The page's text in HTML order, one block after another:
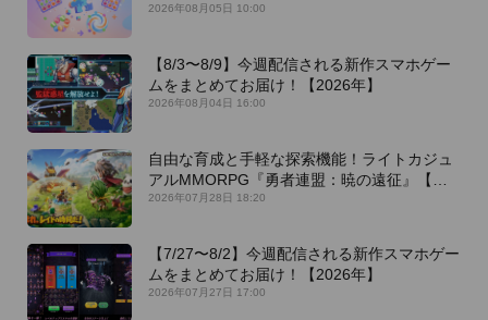
2026年08月05日 10:00
【8/3〜8/9】今週配信される新作スマホゲー
ムをまとめてお届け！【2026年】
2026年08月04日 16:00
自由な育成と手軽な探索機能！ライトカジュ
アルMMORPG『勇者連盟：暁の遠征』【最
新作PICKUP】
2026年07月28日 18:20
【7/27〜8/2】今週配信される新作スマホゲー
ムをまとめてお届け！【2026年】
2026年07月27日 17:00